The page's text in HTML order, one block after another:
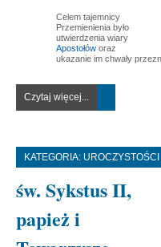
Celem tajemnicy
Przemienienia było
utwierdzenia wiary
Apostołów oraz
ukazanie im chwały
Czytaj więcej...
KATEGORIA: UROCZYSTOŚCI
św. Sykstus II,
papież i